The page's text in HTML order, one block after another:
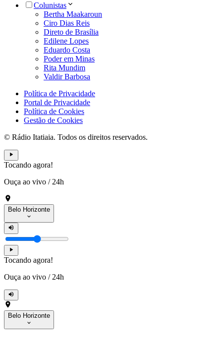
Colunistas
Bertha Maakaroun
Ciro Dias Reis
Direto de Brasília
Edilene Lopes
Eduardo Costa
Poder em Minas
Rita Mundim
Valdir Barbosa
Política de Privacidade
Portal de Privacidade
Política de Cookies
Gestão de Cookies
© Rádio Itatiaia. Todos os direitos reservados.
Tocando agora!
Ouça ao vivo / 24h
Belo Horizonte
Tocando agora!
Ouça ao vivo / 24h
Belo Horizonte